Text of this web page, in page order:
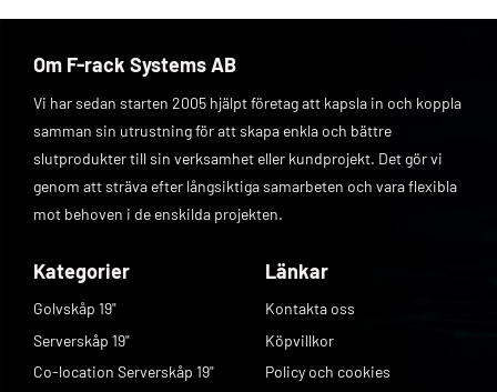
131-2U-SC-DX-Green
SC Duplex Magenta
131-2U-SC-DX-Magenta
Kontakta oss för leveranstid
Om F-rack Systems AB
Vi har sedan starten 2005 hjälpt företag att kapsla in och koppla
samman sin utrustning för att skapa enkla och bättre
slutprodukter till sin verksamhet eller kundprojekt. Det gör vi
genom att sträva efter långsiktiga samarbeten och vara flexibla
mot behoven i de enskilda projekten.
Kategorier
Golvskåp 19"
Serverskåp 19"
Co-location Serverskåp 19"
Länkar
Kontakta oss
Köpvillkor
Policy och cookies